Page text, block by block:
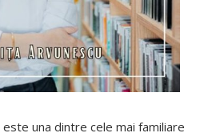
este una dintre cele mai familiare